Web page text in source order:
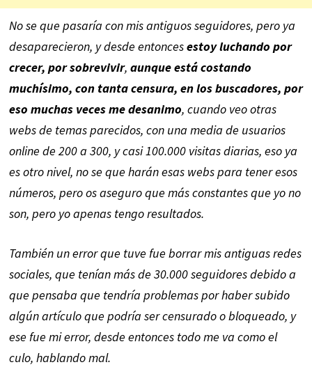
No se que pasaría con mis antiguos seguidores, pero ya
desaparecieron, y desde entoncesestoy luchando por
crecer, por sobrevivir, aunque está costando
muchísimo, con tanta censura, en los buscadores, por
eso muchas veces me desanimo, cuando veo otras
webs de temas parecidos, con una media de usuarios
online de 200 a 300, y casi 100.000 visitas diarias, eso ya
es otro nivel, no se que harán esas webs para tener esos
números, pero os aseguro que más constantes que yo no
son, pero yo apenas tengo resultados.
También un error que tuve fue borrar mis antiguas redes
sociales, que tenían más de 30.000 seguidores debido a
que pensaba que tendría problemas por haber subido
algún artículo que podría ser censurado o bloqueado, y
ese fue mi error, desde entonces todo me va como el
culo, hablando mal.